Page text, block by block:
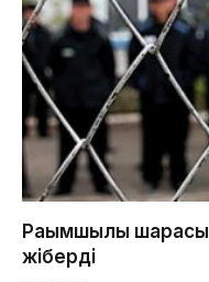
Рақымшылық
жіберді